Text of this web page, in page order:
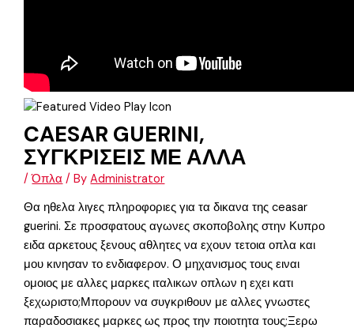
CAESAR GUERINI,
ΣΥΓΚΡΙΣΕΙΣ ΜΕ ΑΛΛΑ
/Όπλα / ByAdministrator
Θα ηθελα λιγες πληροφοριες για τα δικανα της ceasar
guerini. Σε προσφατους αγωνες σκοποβολης στην Κυπρο
ειδα αρκετους ξενους αθλητες να εχουν τετοια οπλα και
μου κινησαν το ενδιαφερον. Ο μηχανισμος τους ειναι
ομοιος με αλλες μαρκες ιταλικων οπλων η εχει κατι
ξεχωριστο;Μπορουν να συγκριθουν με αλλες γνωστες
παραδοσιακες μαρκες ως προς την ποιοτητα τους;Ξερω